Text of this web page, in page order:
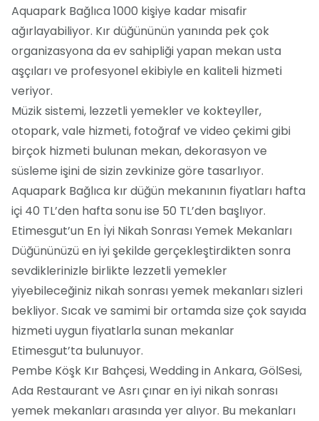
Aquapark Bağlıca 1000 kişiye kadar misafir
ağırlayabiliyor. Kır düğününün yanında pek çok
organizasyona da ev sahipliği yapan mekan usta
aşçıları ve profesyonel ekibiyle en kaliteli hizmeti
veriyor.
Müzik sistemi, lezzetli yemekler ve kokteyller,
otopark, vale hizmeti, fotoğraf ve video çekimi gibi
birçok hizmeti bulunan mekan, dekorasyon ve
süsleme işini de sizin zevkinize göre tasarlıyor.
Aquapark Bağlıca kır düğün mekanının fiyatları hafta
içi 40 TL’den hafta sonu ise 50 TL’den başlıyor.
Etimesgut’un En İyi Nikah Sonrası Yemek Mekanları
Düğününüzü en iyi şekilde gerçekleştirdikten sonra
sevdiklerinizle birlikte lezzetli yemekler
yiyebileceğiniz nikah sonrası yemek mekanları sizleri
bekliyor. Sıcak ve samimi bir ortamda size çok sayıda
hizmeti uygun fiyatlarla sunan mekanlar
Etimesgut’ta bulunuyor.
Pembe Köşk Kır Bahçesi, Wedding in Ankara, GölSesi,
Ada Restaurant ve Asrı çınar en iyi nikah sonrası
yemek mekanları arasında yer alıyor. Bu mekanları